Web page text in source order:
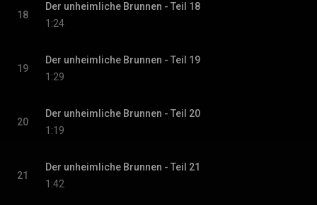
18
Der unheimliche Brunnen - Teil 18
1:24
19
Der unheimliche Brunnen - Teil 19
1:29
20
Der unheimliche Brunnen - Teil 20
1:19
21
Der unheimliche Brunnen - Teil 21
1:42